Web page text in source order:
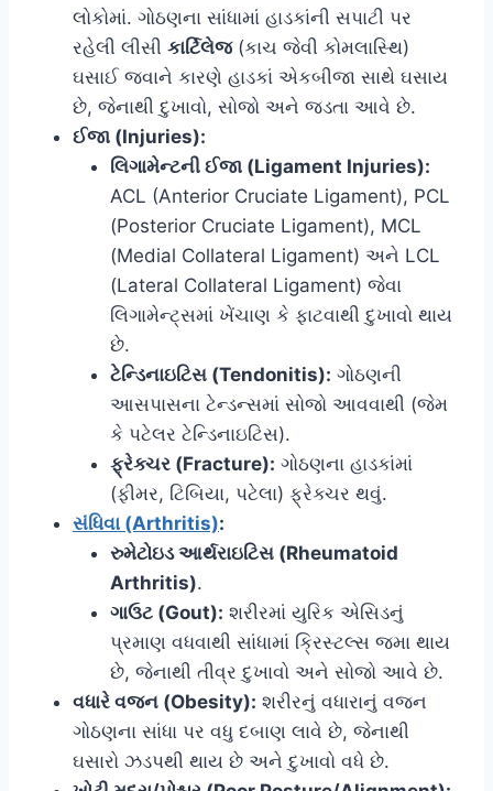
લોકોમાં. ગોઠણના સાંધામાં હાડકાંની સપાટી પર
રહેલી લીસી કાર્ટિલેજ(કાચ જેવી કોમલાસ્થિ)
ઘસાઈ જવાને કારણે હાડકાં એકબીજા સાથે ઘસાય
છે, જેનાથી દુખાવો, સોજો અને જડતા આવે છે.
ઈજા (Injuries):
લિગામેન્ટની ઈજા (Ligament Injuries):
ACL (Anterior Cruciate Ligament), PCL
(Posterior Cruciate Ligament), MCL
(Medial Collateral Ligament) અને LCL
(Lateral Collateral Ligament) જેવા
લિગામેન્ટ્સમાં ખેંચાણ કે ફાટવાથી દુખાવો થાય
છે.
ટેન્ડિનાઇટિસ (Tendonitis): ગોઠણની
આસપાસના ટેન્ડન્સમાં સોજો આવવાથી (જેમ
કે પટેલર ટેન્ડિનાઇટિસ).
ફ્રેક્ચર (Fracture): ગોઠણના હાડકાંમાં
(ફીમર, ટિબિયા, પટેલા) ફ્રેક્ચર થવું.
સંધિવા (Arthritis):
રુમેટોઇડ આર્થરાઇટિસ (Rheumatoid
Arthritis).
ગાઉટ (Gout): શરીરમાં યુરિક એસિડનું
પ્રમાણ વધવાથી સાંધામાં ક્રિસ્ટલ્સ જમા થાય
છે, જેનાથી તીવ્ર દુખાવો અને સોજો આવે છે.
વધારે વજન (Obesity): શરીરનું વધારાનું વજન
ગોઠણના સાંધા પર વધુ દબાણ લાવે છે, જેનાથી
ઘસારો ઝડપથી થાય છે અને દુખાવો વધે છે.